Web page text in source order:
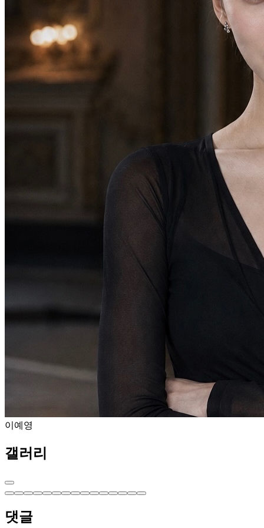
이예영
갤러리
댓글